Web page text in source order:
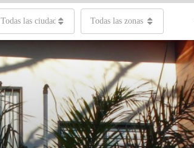
Todas las ciudades Todas las zonas